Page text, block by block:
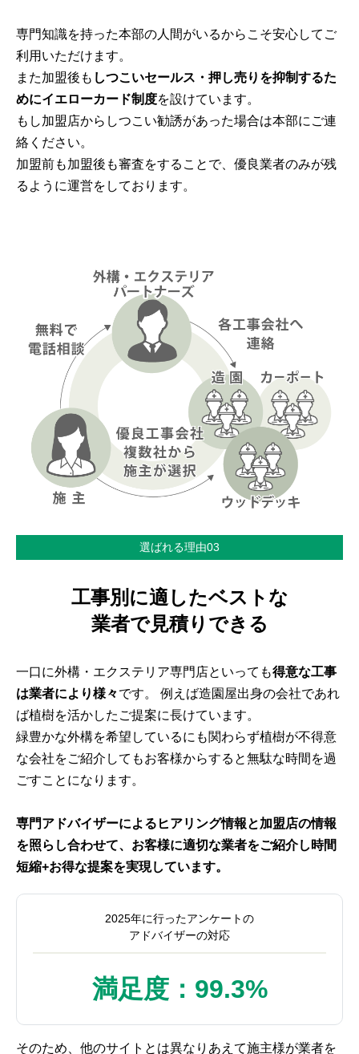
専門知識を持った本部の人間がいるからこそ安心してご
利用いただけます。
また加盟後も しつこいセールス・押し売りを抑制するた
めにイエローカード制度を設けています。
もし加盟店からしつこい勧誘があった場合は本部にご連
絡ください。
加盟前も加盟後も審査をすることで、優良業者のみが残
るように運営をしております。
選ばれる理由03
工事別に適したベストな
業者で見積りできる
一口に外構・エクステリア専門店といっても得意な工事
は業者により様々です。 例えば造園屋出身の会社であれ
ば植樹を活かしたご提案に長けています。
緑豊かな外構を希望しているにも関わらず植樹が不得意
な会社をご紹介してもお客様からすると無駄な時間を過
ごすことになります。
専門アドバイザーによるヒアリング情報と加盟店の情報
を照らし合わせて、お客様に適切な業者をご紹介し時間
短縮+お得な提案を実現しています。
2025年に行ったアンケートの
アドバイザーの対応
満足度：99.3%
そのため、他のサイトとは異なりあえて施主様が業者を